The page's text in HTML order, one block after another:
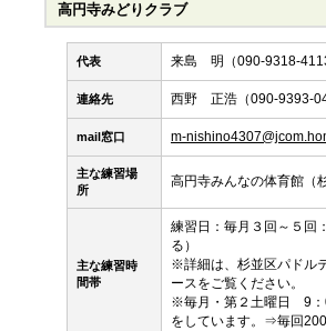
高円寺みどりクラブ
代表 来島 明 （090-9318-
連絡先 西野 正浩（090-9393-
mail窓口 m-
主な練習場
所
高円寺みんなの体育館（
主な練習時
間帯
練習日：毎月３回～５回
る）
※詳細は、杉並区パドル
ースをご覧ください。
※毎月・第２土曜日 9：
をしています。⇒毎回200